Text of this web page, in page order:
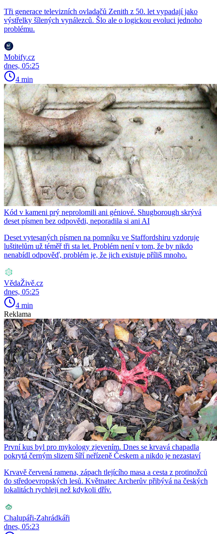
Tři generace televizních ovladačů Zenith z 50. let vypadají jako
výstřelky šílených vynálezců. Šlo ale o logickou evoluci jednoho
problému.
Mobify.cz
dnes, 05:25
4 min
Kód v kameni prý neprolomili ani géniové. Shugborough skrývá
deset písmen bez odpovědi, neporadila si ani AI
Deset vytesaných písmen na pomníku ve Staffordshiru vzdoruje
luštitelům už téměř tři sta let. Problém není v tom, že by nikdo
nenabídl odpověď, problém je, že jich existuje příliš mnoho.
VědaŽivě.cz
dnes, 05:25
4 min
Reklama
První kus byl pro mykology zjevením. Dnes se krvavá chapadla
pokrytá černým slizem šíří neřízeně Českem a nikdo je nezastaví
Krvavě červená ramena, zápach tlejícího masa a cesta z protinožců
do středoevropských lesů. Květnatec Archerův přibývá na českých
lokalitách rychleji než kdykoli dřív.
Chalupáři-Zahrádkáři
dnes, 05:23